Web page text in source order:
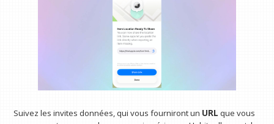
Suivez les invites données, qui vous fourniront un URLque vous